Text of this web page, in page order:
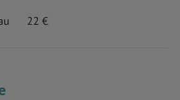
22 €